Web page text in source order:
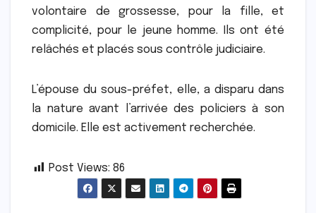
volontaire de grossesse, pour la fille, et
complicité, pour le jeune homme. Ils ont été
relâchés et placés sous contrôle judiciaire.
L’épouse du sous-préfet, elle, a disparu dans
la nature avant l’arrivée des policiers à son
domicile. Elle est activement recherchée.
Post Views: 86